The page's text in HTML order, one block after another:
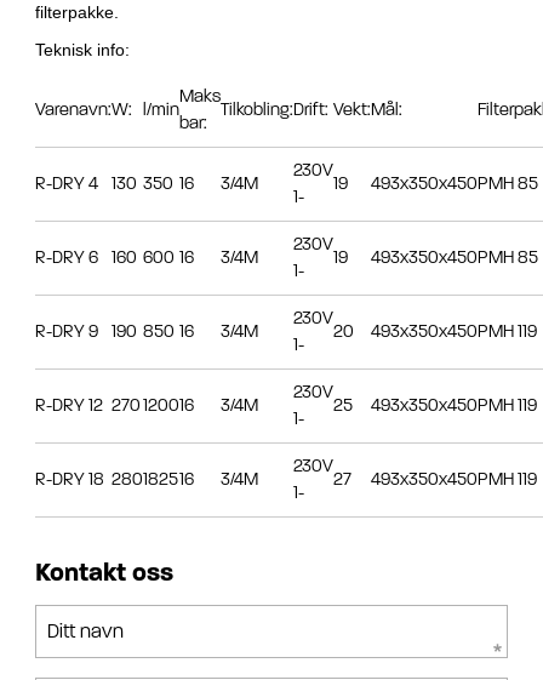
filterpakke.
Teknisk info:
Varenavn:W: l/min
Maks
bar:
Tilkobling:Drift: Vekt:Mål:
R-DRY 4 130 350 16 3/4M
230V
1-
19 493x350x450PMH 85
R-DRY 6 160 600 16 3/4M
230V
1-
19 493x350x450PMH 85
R-DRY 9 190 850 16 3/4M
230V
1-
20 493x350x450PMH 119
R-DRY 12 270120016 3/4M
230V
1-
25 493x350x450PMH 119
R-DRY 18 280182516 3/4M
230V
1-
27 493x350x450PMH 119
Kontakt oss
Ditt navn